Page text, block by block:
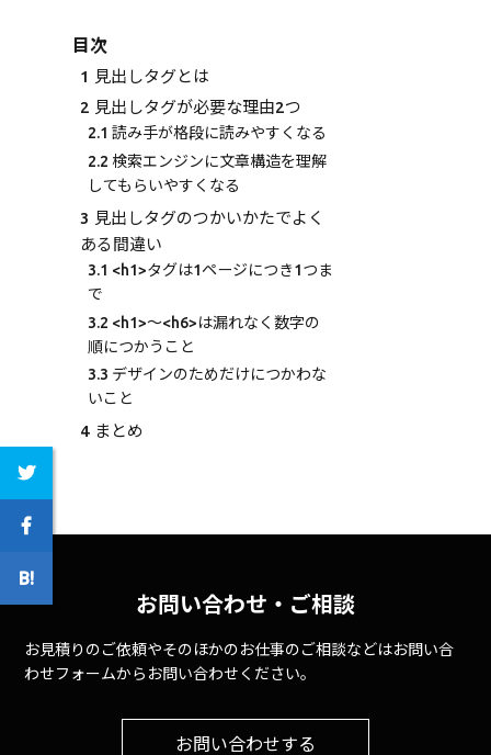
目次
1 見出しタグとは
2 見出しタグが必要な理由2つ
2.1 読み手が格段に読みやすくなる
2.2 検索エンジンに文章構造を理解
してもらいやすくなる
3 見出しタグのつかいかたでよく
ある間違い
3.1 <h1>タグは1ページにつき1つま
で
3.2 <h1>〜<h6>は漏れなく数字の
順につかうこと
3.3 デザインのためだけにつかわな
いこと
4 まとめ
お問い合わせ・ご相談
お見積りのご依頼やそのほかのお仕事のご相談などはお問い合
わせフォームからお問い合わせください。
お問い合わせする